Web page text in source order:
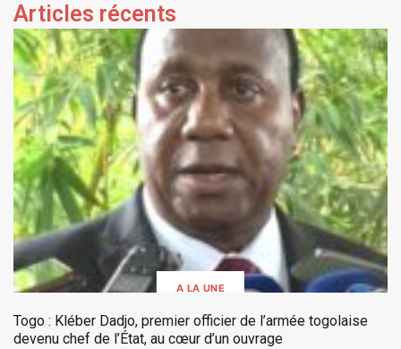
Articles récents
A LA UNE
Togo : Kléber Dadjo, premier officier de l’armée togolaise
devenu chef de l’État, au cœur d’un ouvrage